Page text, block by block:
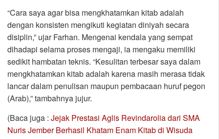
“Cara saya agar bisa mengkhatamkan kitab adalah
dengan konsisten mengikuti kegiatan diniyah secara
disiplin,” ujar Farhan. Mengenai kendala yang sempat
dihadapi selama proses mengaji, ia mengaku memiliki
sedikit hambatan teknis. “Kesulitan terbesar saya dalam
mengkhatamkan kitab adalah karena masih merasa tidak
lancar dalam penulisan maupun pembacaan huruf pegon
(Arab),” tambahnya jujur.
(Baca juga : Jejak Prestasi Aglis Revindarolia dari SMA
Nuris Jember Berhasil Khatam Enam Kitab di Wisuda